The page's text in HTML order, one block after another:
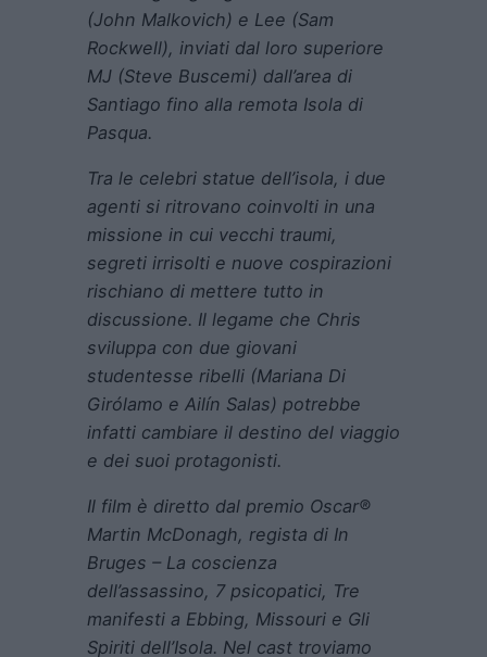
(John Malkovich) e Lee (Sam
Rockwell), inviati dal loro superiore
MJ (Steve Buscemi) dall’area di
Santiago fino alla remota Isola di
Pasqua.
Tra le celebri statue dell’isola, i due
agenti si ritrovano coinvolti in una
missione in cui vecchi traumi,
segreti irrisolti e nuove cospirazioni
rischiano di mettere tutto in
discussione. Il legame che Chris
sviluppa con due giovani
studentesse ribelli (Mariana Di
Girólamo e Ailín Salas) potrebbe
infatti cambiare il destino del viaggio
e dei suoi protagonisti.
Il film è diretto dal premio Oscar®
Martin McDonagh, regista di In
Bruges – La coscienza
dell’assassino, 7 psicopatici, Tre
manifesti a Ebbing, Missouri e Gli
Spiriti dell’Isola. Nel cast troviamo